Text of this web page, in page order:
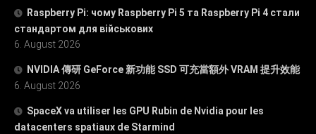
Raspberry Pi: чому Raspberry Pi 5 та Raspberry Pi 4 стали
стандартом для військових
6. August 2026
NVIDIA 傳研 GeForce 新功能 SSD 可充當額外 VRAM 提升效能
6. August 2026
SpaceX va utiliser les GPU Rubin de Nvidia pour les
datacenters spatiaux de Starmind